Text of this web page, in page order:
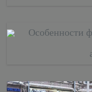
Особенности